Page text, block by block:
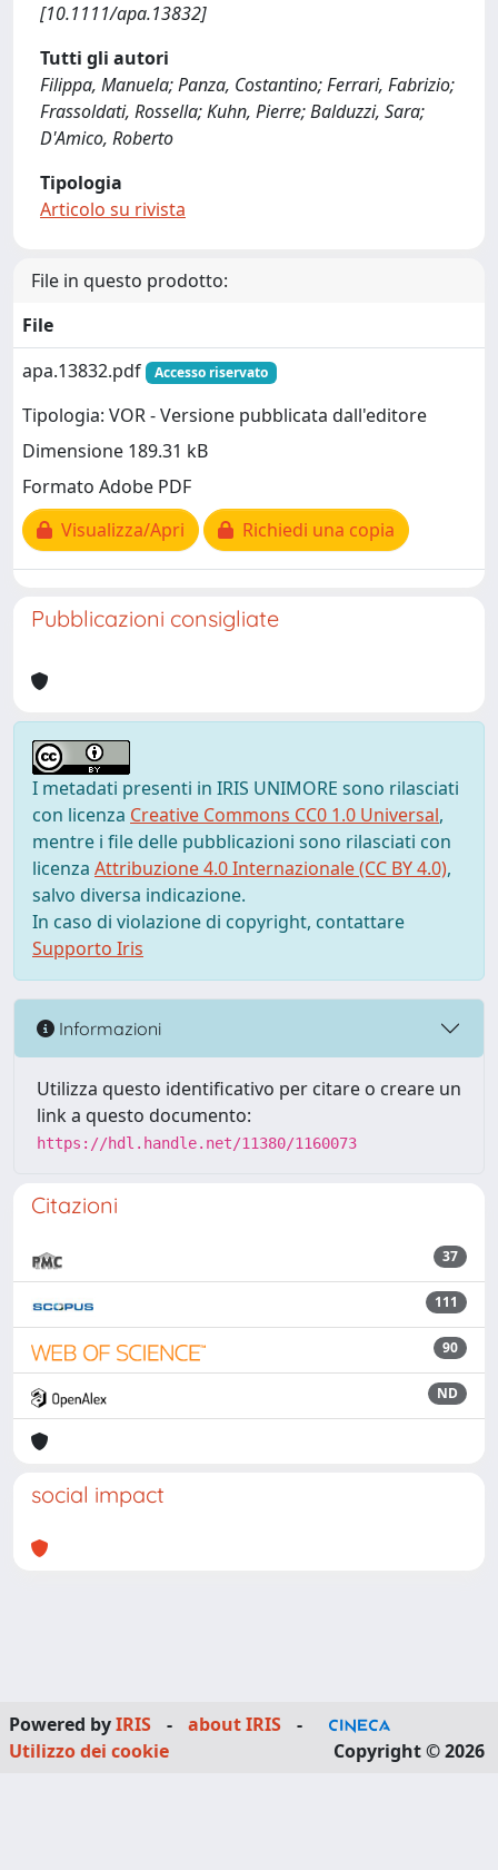
[10.1111/apa.13832]
Tutti gli autori
Filippa, Manuela; Panza, Costantino; Ferrari, Fabrizio;
Frassoldati, Rossella; Kuhn, Pierre; Balduzzi, Sara;
D'Amico, Roberto
Tipologia
Articolo su rivista
File in questo prodotto:
File
apa.13832.pdf
Accesso riservato
Tipologia: VOR - Versione pubblicata dall'editore
Dimensione 189.31 kB
Formato Adobe PDF
Visualizza/Apri
Richiedi una copia
Pubblicazioni consigliate
I metadati presenti in IRIS UNIMORE sono rilasciati
con licenza Creative Commons CC0 1.0 Universal,
mentre i file delle pubblicazioni sono rilasciati con
licenza Attribuzione 4.0 Internazionale (CC BY 4.0),
salvo diversa indicazione.
In caso di violazione di copyright, contattare
Supporto Iris
Informazioni
Utilizza questo identificativo per citare o creare un
link a questo documento:
https://hdl.handle.net/11380/1160073
Citazioni
37
111
90
ND
social impact
Powered byIRIS - about IRIS
-
Utilizzo dei cookie
Copyright © 2026